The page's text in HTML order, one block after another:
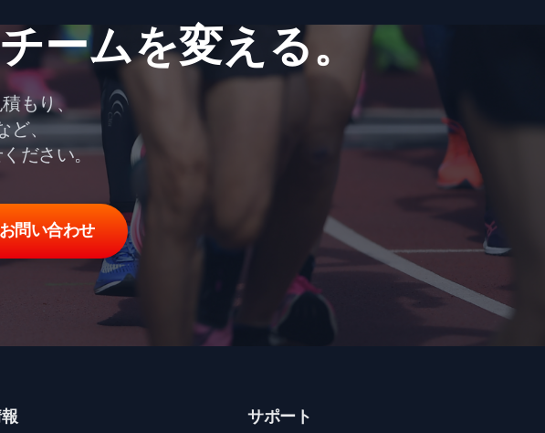
ームを​変える。
もり、
ど、
ださい。
お問い合わせ
サポート